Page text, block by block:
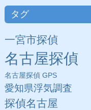
タグ
一宮市探偵
名古屋探偵
名古屋探偵 GPS
愛知県浮気調査
探偵名古屋